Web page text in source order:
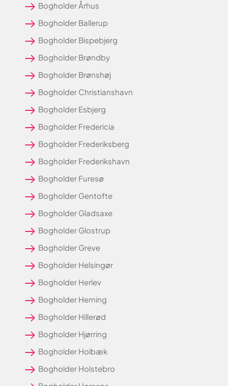
Bogholder Århus
Bogholder Ballerup
Bogholder Bispebjerg
Bogholder Brøndby
Bogholder Brønshøj
Bogholder Christianshavn
Bogholder Esbjerg
Bogholder Fredericia
Bogholder Frederiksberg
Bogholder Frederikshavn
Bogholder Furesø
Bogholder Gentofte
Bogholder Gladsaxe
Bogholder Glostrup
Bogholder Greve
Bogholder Helsingør
Bogholder Herlev
Bogholder Herning
Bogholder Hillerød
Bogholder Hjørring
Bogholder Holbæk
Bogholder Holstebro